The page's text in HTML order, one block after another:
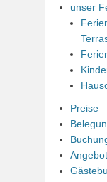
unser
Preise